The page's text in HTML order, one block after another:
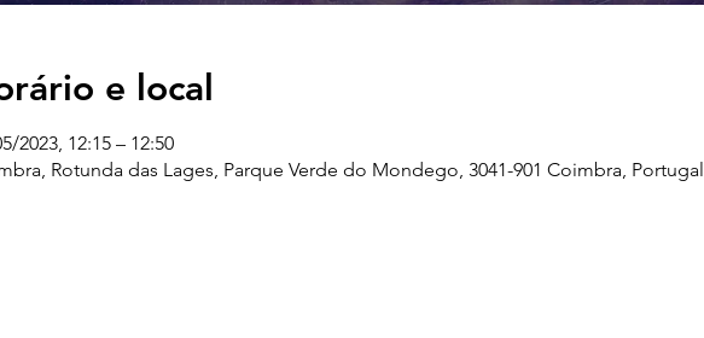
e local
2023, 12:15 – 12:50
Rotunda das Lages, Parque Verde do Mondego, 3041-901 Coimbra, Portugal